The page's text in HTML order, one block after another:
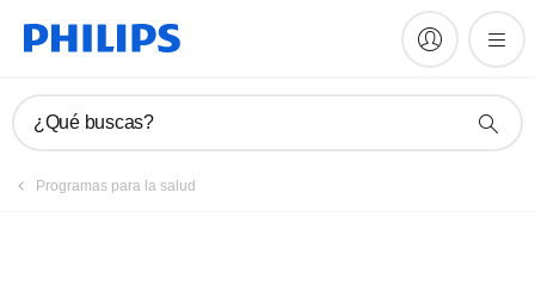
¿Qué buscas?
Programas para la salud